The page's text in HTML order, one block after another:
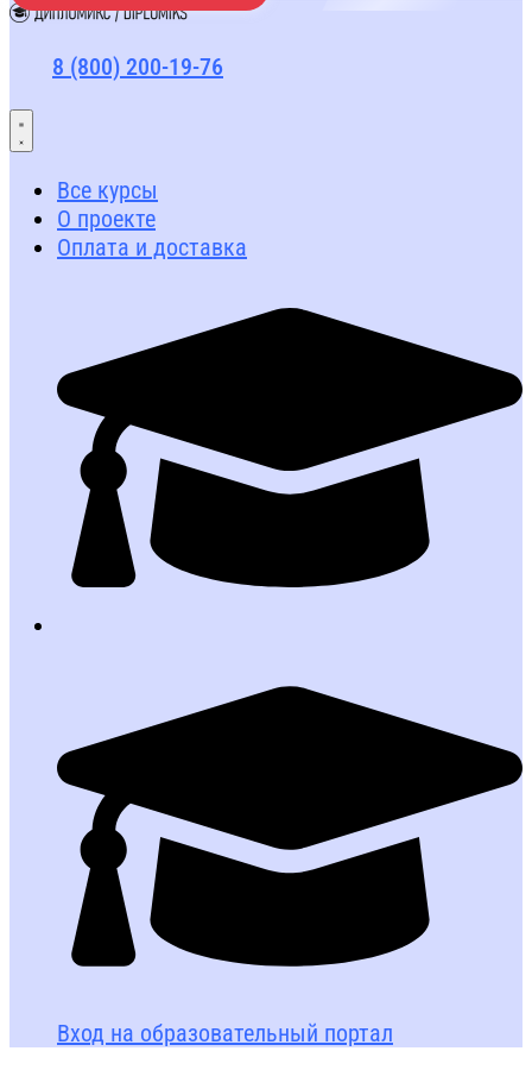
8 (800) 200-19-76
Все курсы
О проекте
Оплата и доставка
Вход на образовательный портал